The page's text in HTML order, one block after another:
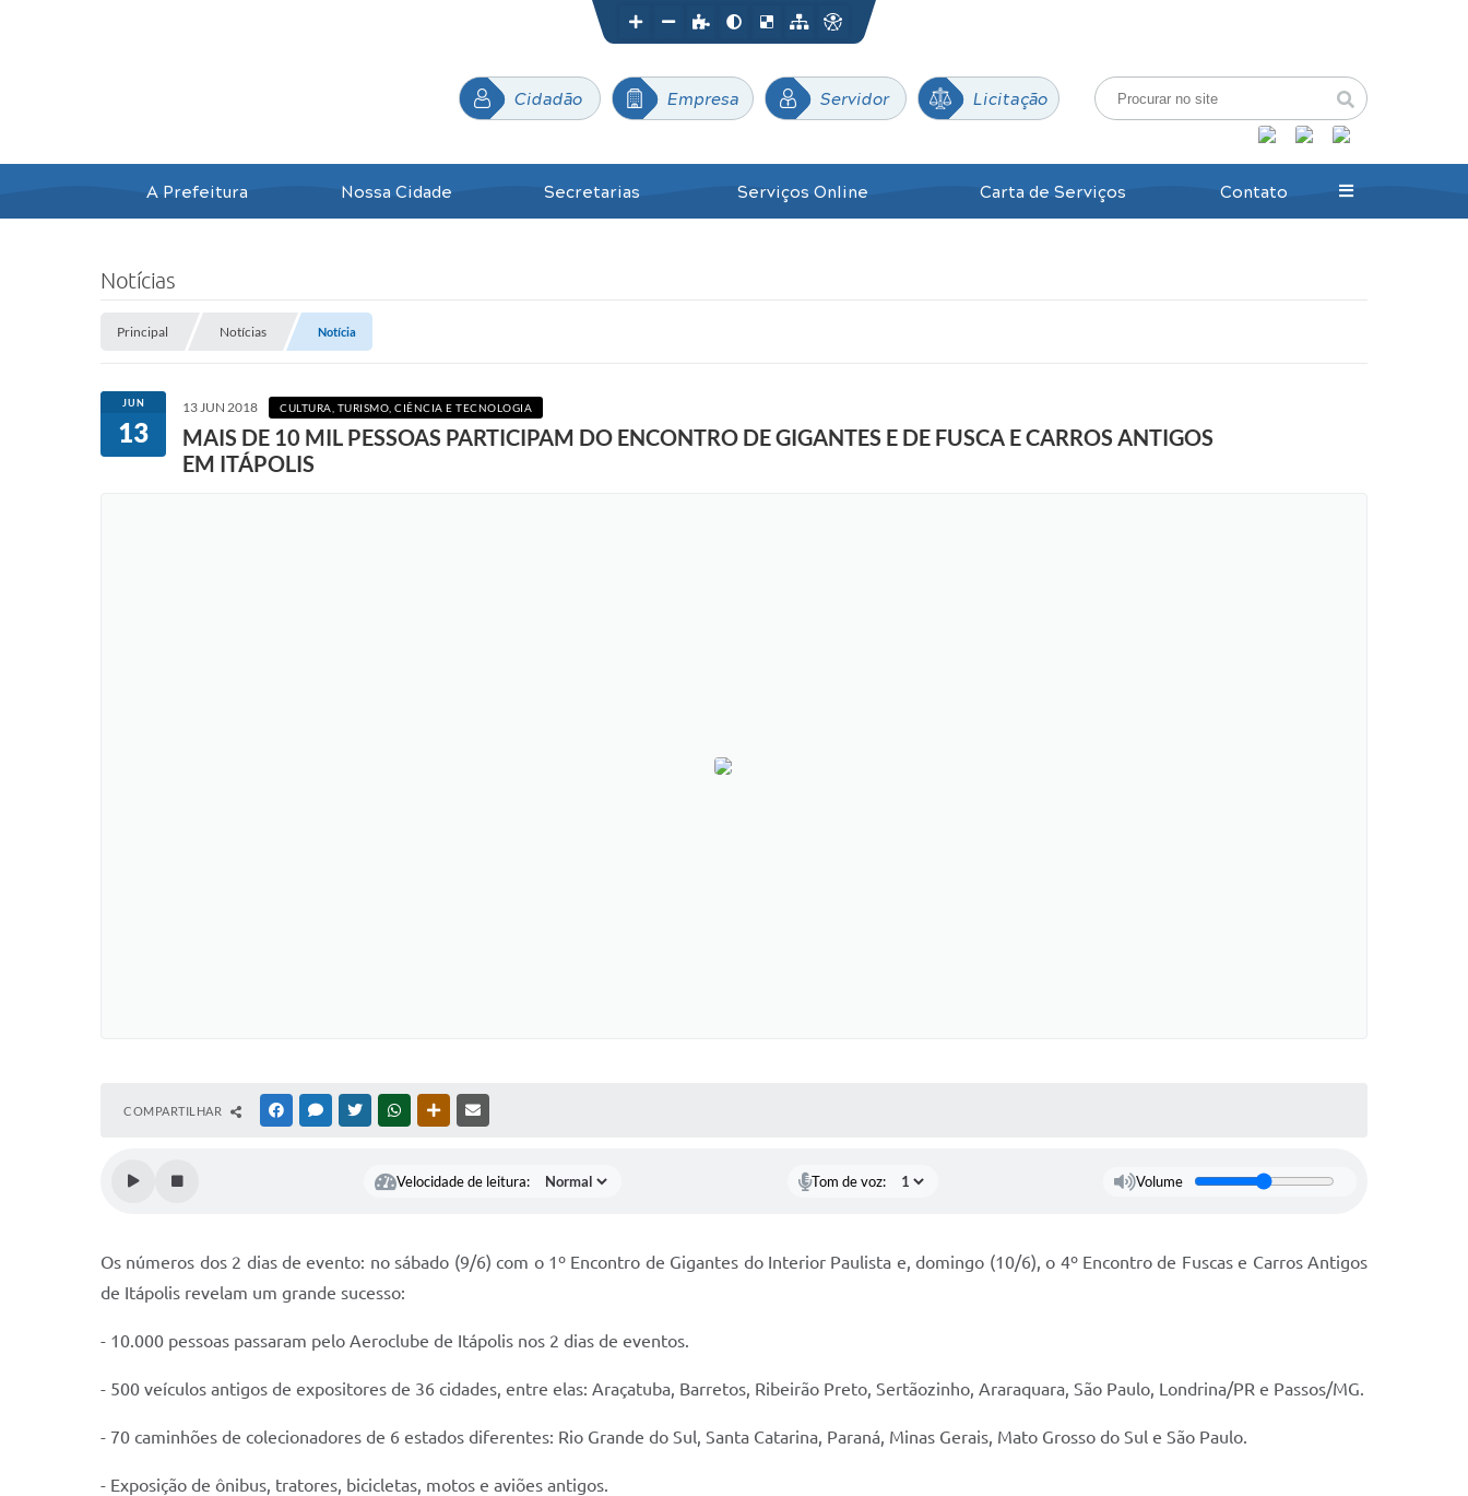
Cidadão Empresa Servidor Licitação
A Prefeitura Nossa Cidade Secretarias Serviços Online Carta de Serviços Contato
Notícias
Principal Notícias Notícia
JUN
13
13 JUN 2018 CULTURA, TURISMO, CIÊNCIA E TECNOLOGIA
MAIS DE 10 MIL PESSOAS PARTICIPAM DO ENCONTRO DE GIGANTES E DE FUSCA E CARROS ANTIGOS
EM ITÁPOLIS
COMPARTILHAR FACEBOOKMESSENGER
TWITTERWHATSAPPOUTRAS MÍDIAS
Velocidade de leitura: Tom de voz: Volume
Os números dos 2 dias de evento: no sábado (9/6) com o 1º Encontro de Gigantes do Interior Paulista e, domingo (10/6), o 4º Encontro de Fuscas e Carros Antigos
de Itápolis revelam um grande sucesso:
- 10.000 pessoas passaram pelo Aeroclube de Itápolis nos 2 dias de eventos.
- 500 veículos antigos de expositores de 36 cidades, entre elas: Araçatuba, Barretos, Ribeirão Preto, Sertãozinho, Araraquara, São Paulo, Londrina/PR e Passos/MG.
- 70 caminhões de colecionadores de 6 estados diferentes: Rio Grande do Sul, Santa Catarina, Paraná, Minas Gerais, Mato Grosso do Sul e São Paulo.
- Exposição de ônibus, tratores, bicicletas, motos e aviões antigos.